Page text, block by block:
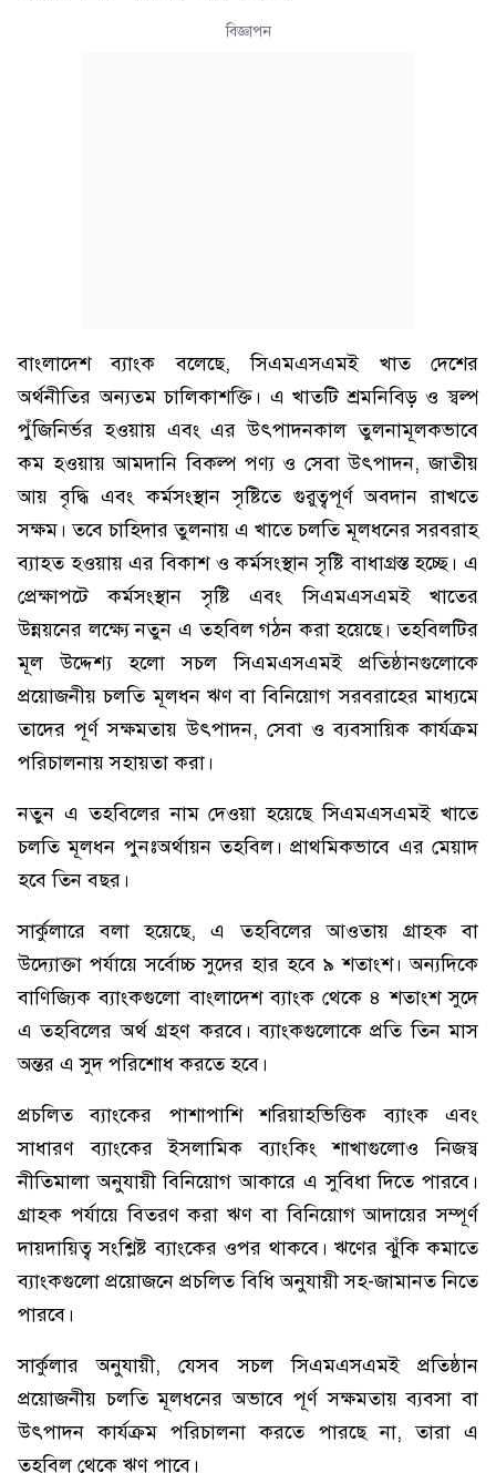
বিজ্ঞাপন
বাংলাদেশ ব্যাংক বলেছে, সিএমএসএমই খাত দেশের
অর্থনীতির অন্যতম চালিকাশক্তি। এ খাতটি শ্রমনিবিড় ও স্বল্প
পুঁজিনির্ভর হওয়ায় এবং এর উৎপাদনকাল তুলনামূলকভাবে
কম হওয়ায় আমদানি বিকল্প পণ্য ও সেবা উৎপাদন, জাতীয়
আয় বৃদ্ধি এবং কর্মসংস্থান সৃষ্টিতে গুরুত্বপূর্ণ অবদান রাখতে
সক্ষম। তবে চাহিদার তুলনায় এ খাতে চলতি মূলধনের সরবরাহ
ব্যাহত হওয়ায় এর বিকাশ ও কর্মসংস্থান সৃষ্টি বাধাগ্রস্ত হচ্ছে। এ
প্রেক্ষাপটে কর্মসংস্থান সৃষ্টি এবং সিএমএসএমই খাতের
উন্নয়নের লক্ষ্যে নতুন এ তহবিল গঠন করা হয়েছে। তহবিলটির
মূল উদ্দেশ্য হলো সচল সিএমএসএমই প্রতিষ্ঠানগুলোকে
প্রয়োজনীয় চলতি মূলধন ঋণ বা বিনিয়োগ সরবরাহের মাধ্যমে
তাদের পূর্ণ সক্ষমতায় উৎপাদন, সেবা ও ব্যবসায়িক কার্যক্রম
পরিচালনায় সহায়তা করা।
নতুন এ তহবিলের নাম দেওয়া হয়েছে সিএমএসএমই খাতে
চলতি মূলধন পুনঃঅর্থায়ন তহবিল। প্রাথমিকভাবে এর মেয়াদ
হবে তিন বছর।
সার্কুলারে বলা হয়েছে, এ তহবিলের আওতায় গ্রাহক বা
উদ্যোক্তা পর্যায়ে সর্বোচ্চ সুদের হার হবে ৯ শতাংশ। অন্যদিকে
বাণিজ্যিক ব্যাংকগুলো বাংলাদেশ ব্যাংক থেকে ৪ শতাংশ সুদে
এ তহবিলের অর্থ গ্রহণ করবে। ব্যাংকগুলোকে প্রতি তিন মাস
অন্তর এ সুদ পরিশোধ করতে হবে।
প্রচলিত ব্যাংকের পাশাপাশি শরিয়াহভিত্তিক ব্যাংক এবং
সাধারণ ব্যাংকের ইসলামিক ব্যাংকিং শাখাগুলোও নিজস্ব
নীতিমালা অনুযায়ী বিনিয়োগ আকারে এ সুবিধা দিতে পারবে।
গ্রাহক পর্যায়ে বিতরণ করা ঋণ বা বিনিয়োগ আদায়ের সম্পূর্ণ
দায়দায়িত্ব সংশ্লিষ্ট ব্যাংকের ওপর থাকবে। ঋণের ঝুঁকি কমাতে
ব্যাংকগুলো প্রয়োজনে প্রচলিত বিধি অনুযায়ী সহ-জামানত নিতে
পারবে।
সার্কুলার অনুযায়ী, যেসব সচল সিএমএসএমই প্রতিষ্ঠান
প্রয়োজনীয় চলতি মূলধনের অভাবে পূর্ণ সক্ষমতায় ব্যবসা বা
উৎপাদন কার্যক্রম পরিচালনা করতে পারছে না, তারা এ
তহবিল থেকে ঋণ পাবে।